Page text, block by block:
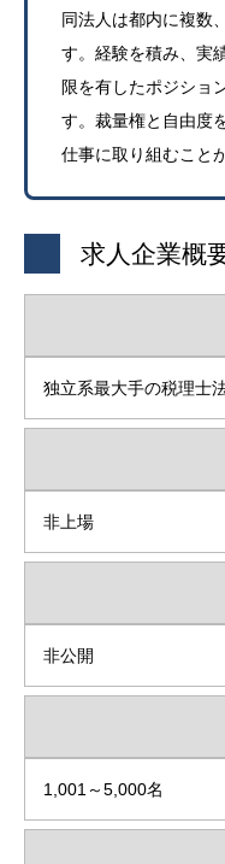
同法人は都内に複数
す。経験を積み、実
限を有したポジショ
す。裁量権と自由度
仕事に取り組むこと
求人企業概
独立系最大手の税理士
非上場
非公開
1,001～5,000名